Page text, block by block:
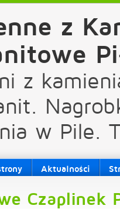
z
z
w Pile.
Aktualności
Czaplinek